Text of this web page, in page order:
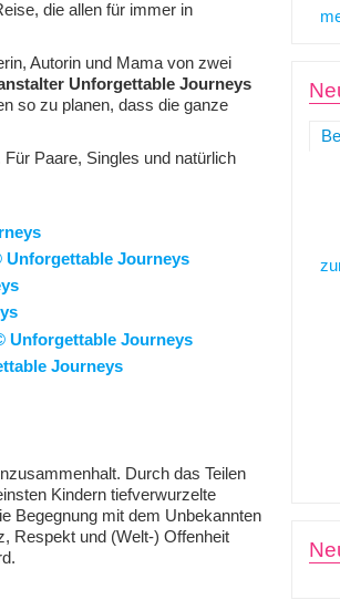
die allen für immer in
Autorin und Mama von zwei
Unforgettable Journeys
so zu planen, dass die ganze
Paare, Singles und natürlich
Durch das Teilen
Kindern tiefverwurzelte
Begegnung mit dem Unbekannten
Respekt und (Welt-) Offenheit